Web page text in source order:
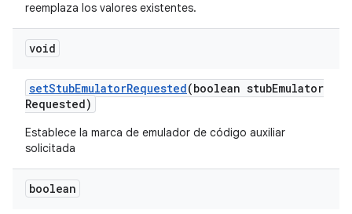
reemplaza los valores existentes.
void
setStubEmulatorRequested(boolean stubEmulator
Requested)
Establece la marca de emulador de código auxiliar
solicitada
boolean